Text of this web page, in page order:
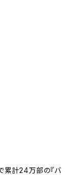
累計24万部の『バ